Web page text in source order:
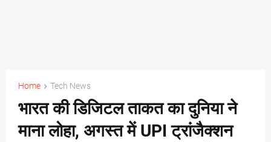
Home Tech News
भारत की डिजिटल ताकत का दुनिया ने
माना लोहा, अगस्त में UPI ट्रांजैक्शन